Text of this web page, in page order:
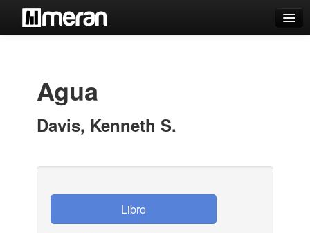
Estantes Virtuales
Contacto
Iniciar sesión
Agua
Davis, Kenneth S.